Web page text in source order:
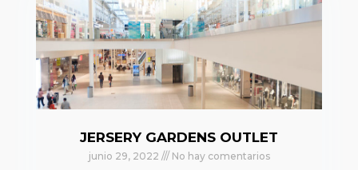
JERSERY GARDENS OUTLET
junio 29, 2022 No hay comentarios